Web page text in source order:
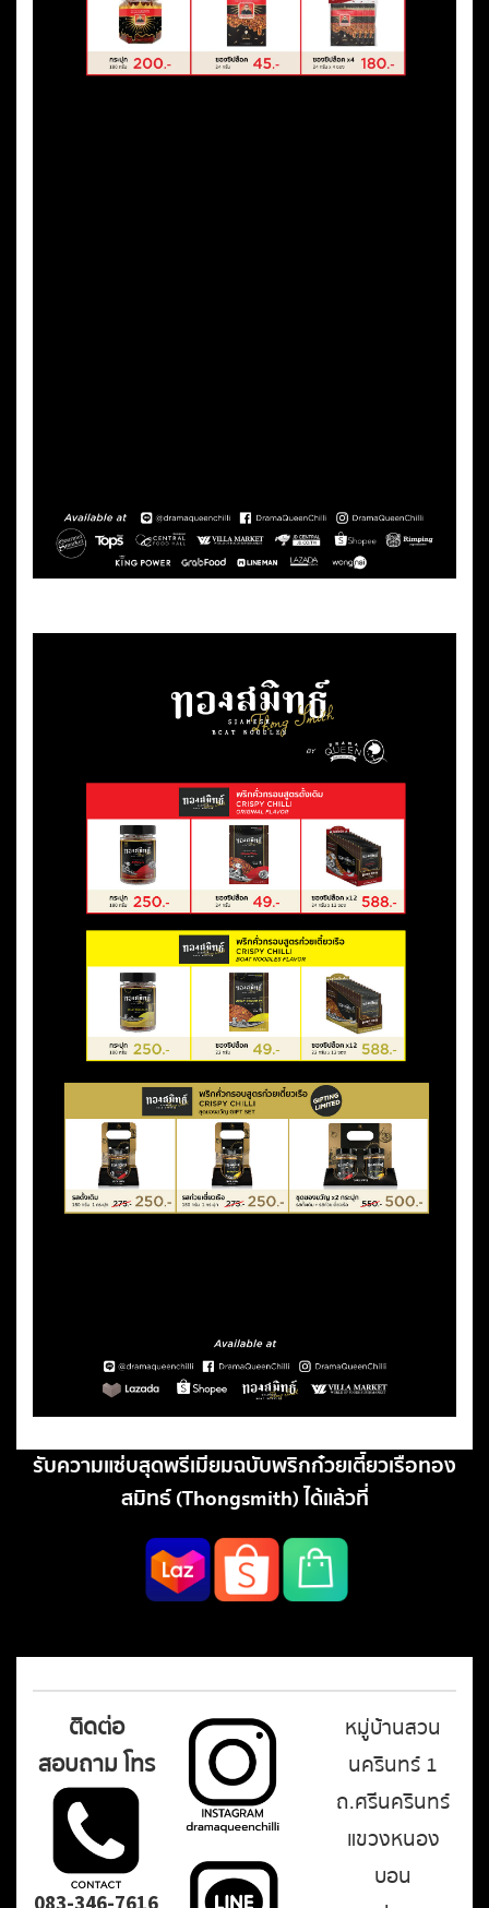
รับความแซ่บสุดพรีเมียมฉบับพริกก๋วยเตี๋ยวเรือทอง
สมิทธ์ (Thongsmith) ได้แล้วที่
ติดต่อ
สอบถาม โทร
083-346-7616
หมู่บ้านสวน
นครินทร์ 1
ถ.ศรีนครินทร์
แขวงหนอง
บอน